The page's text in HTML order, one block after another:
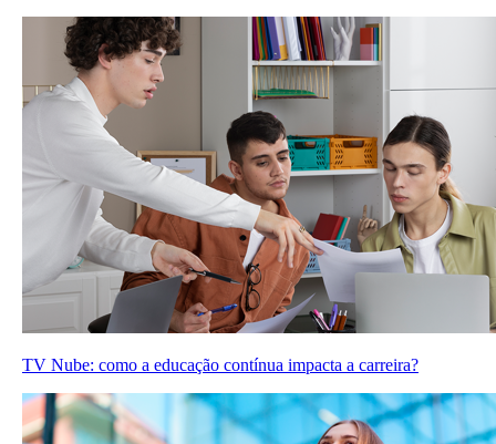
TV Nube: como a educação contínua impacta a carreira?